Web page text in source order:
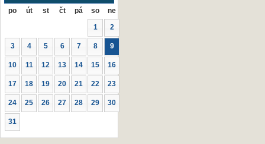
po út st čt pá so ne
1 2
3 4 5 6 7 8 9
10 11 12 13 14 15 16
17 18 19 20 21 22 23
24 25 26 27 28 29 30
31